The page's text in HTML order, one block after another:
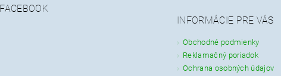
FACEBOOK
INFORMÁCIE PRE VÁS
Obchodné podmienky
Reklamačný poriadok
Ochrana osobných údajov